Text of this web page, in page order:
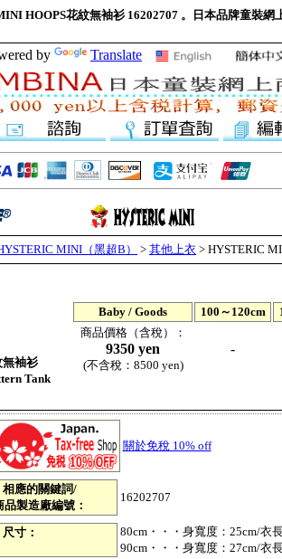
HOOPS花紋無袖衫 16202707 。日本品牌童裝網
by Translate
MINI（黑超B） > 其他上衣 > HYSTERIC
Baby / Goods 100～120cm
商品價格（含稅）：
9350 yen
(不含稅：8500 yen)
-
袖衫
Tank
關於免稅 10% off
相應的關鍵詞/
品製造廠編號：
16202707
尺寸：
80cm・・・身寬度：25cm/衣
90cm・・・身寬度：27cm/衣